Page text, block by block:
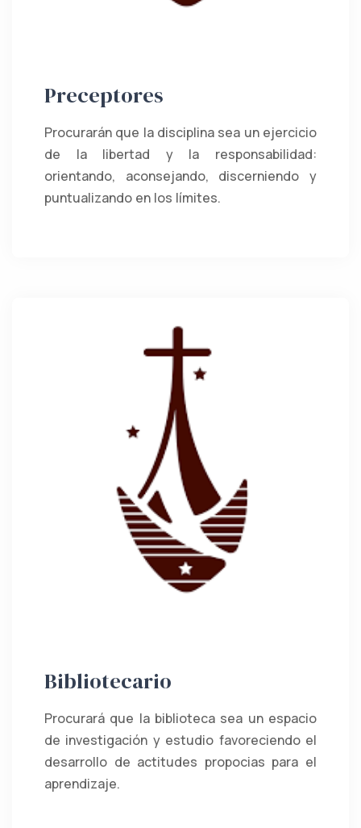
Preceptores
Procurarán que la disciplina sea un ejercicio
de la libertad y la responsabilidad:
orientando, aconsejando, discerniendo y
puntualizando en los límites.
Bibliotecario
Procurará que la biblioteca sea un espacio
de investigación y estudio favoreciendo el
desarrollo de actitudes propocias para el
aprendizaje.